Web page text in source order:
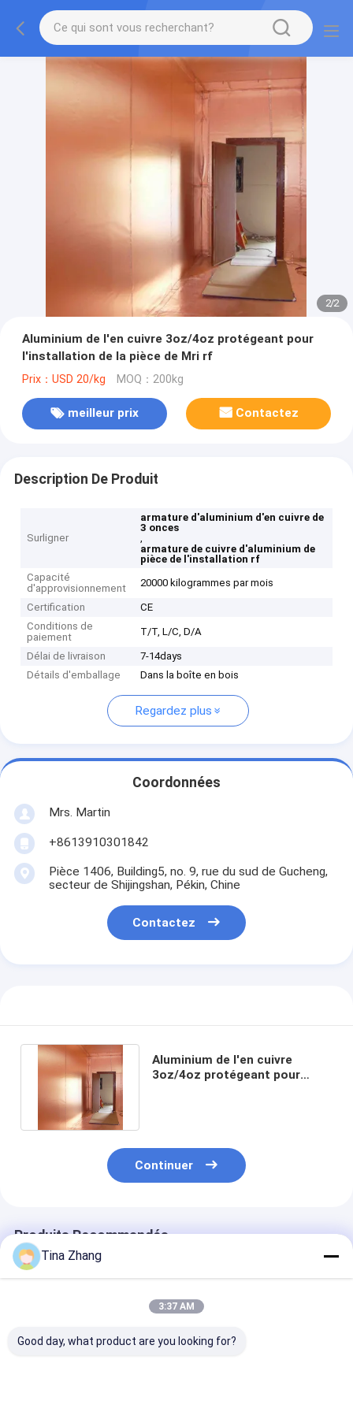
2/2
Aluminium de l'en cuivre 3oz/4oz protégeant pour
l'installation de la pièce de Mri rf
Prix：USD 20/kg MOQ：200kg
meilleur prix Contactez
Description De Produit
Surligner
armature d'aluminium d'en cuivre de
3 onces
,
armature de cuivre d'aluminium de
pièce de l'installation rf
Capacité
d'approvisionnement
20000 kilogrammes par mois
Certification
CE
Conditions de
paiement
T/T, L/C, D/A
Délai de livraison
7-14days
Détails d'emballage
Dans la boîte en bois
Regardez plus
Coordonnées
Mrs. Martin
+8613910301842
Pièce 1406, Building5, no. 9, rue du sud de Gucheng,
secteur de Shijingshan, Pékin, Chine
Contactez
Aluminium de l'en cuivre
3oz/4oz protégeant pour
Continuer
Produits Recommandés
Tina Zhang
3:37 AM
Good day, what product are you looking for?